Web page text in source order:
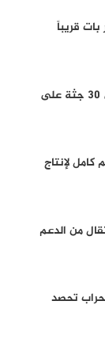
بات قريباً
شهود يكشفون تفاصيل العثور على 30 جثة على
لإنتاج
من الدعم
تحصد